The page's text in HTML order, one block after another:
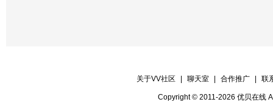
关于VV社区 聊天室 合作推广 联
Copyright © 2011-2026 优贝在线